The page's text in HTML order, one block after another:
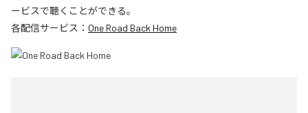
ービスで聴くことができる。
各配信サービス： One Road Back Home